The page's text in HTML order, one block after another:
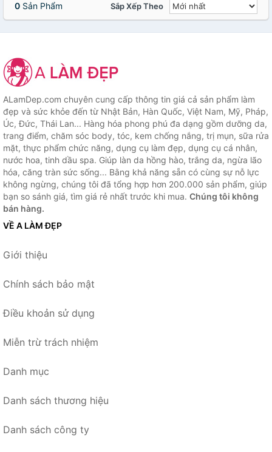
0 Sản Phẩm Sắp Xếp Theo
ALamDep.com chuyên cung cấp thông tin giá cả sản phẩm làm
đẹp và sức khỏe đến từ Nhật Bản, Hàn Quốc, Việt Nam, Mỹ, Pháp,
Úc, Đức, Thái Lan... Hàng hóa phong phú đa dạng gồm dưỡng da,
trang điểm, chăm sóc body, tóc, kem chống nắng, trị mụn, sữa rửa
mặt, thực phẩm chức năng, dụng cụ làm đẹp, dụng cụ cá nhân,
nước hoa, tinh dầu spa. Giúp làn da hồng hào, trắng da, ngừa lão
hóa, căng tràn sức sống... Bằng khả năng sẵn có cùng sự nỗ lực
không ngừng, chúng tôi đã tổng hợp hơn 200.000 sản phẩm, giúp
bạn so sánh giá, tìm giá rẻ nhất trước khi mua. Chúng tôi không
bán hàng.
VỀ A LÀM ĐẸP
Giới thiệu
Chính sách bảo mật
Điều khoản sử dụng
Miễn trừ trách nhiệm
Danh mục
Danh sách thương hiệu
Danh sách công ty